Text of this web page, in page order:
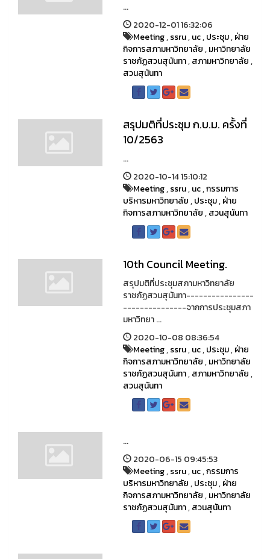
...
2020-12-01 16:32:06
Meeting,ssru,uc,ประชุม,ฝ่าย
กิจการสภามหาวิทยาลัย,มหาวิทยาลัย
ราชภัฏสวนสุนันทา,สภามหาวิทยาลัย,
สวนสุนันทา
สรุปมติที่ประชุม ก.บ.ม. ครั้งที่
10/2563
...
2020-10-14 15:10:12
Meeting,ssru,uc,กรรมการ
บริหารมหาวิทยาลัย,ประชุม,ฝ่าย
กิจการสภามหาวิทยาลัย,สวนสุนันทา
10th Council Meeting.
สรุปมติที่ประชุมสภามหาวิทยาลัย
ราชภัฏสวนสุนันทา----------------
---------------จากการประชุมสภา
มหาวิทยา ...
2020-10-08 08:36:54
Meeting,ssru,uc,ประชุม,ฝ่าย
กิจการสภามหาวิทยาลัย,มหาวิทยาลัย
ราชภัฏสวนสุนันทา,สภามหาวิทยาลัย,
สวนสุนันทา
...
2020-06-15 09:45:53
Meeting,ssru,uc,กรรมการ
บริหารมหาวิทยาลัย,ประชุม,ฝ่าย
กิจการสภามหาวิทยาลัย,มหาวิทยาลัย
ราชภัฏสวนสุนันทา,สวนสุนันทา